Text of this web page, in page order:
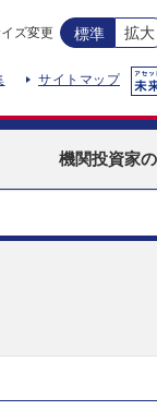
ズ変更 標準 拡大
サイトマップ
機関投資家